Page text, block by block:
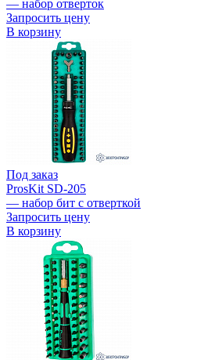
— набор отверток
Запросить цену
В корзину
Под заказ
ProsKit SD-205
— набор бит с отверткой
Запросить цену
В корзину